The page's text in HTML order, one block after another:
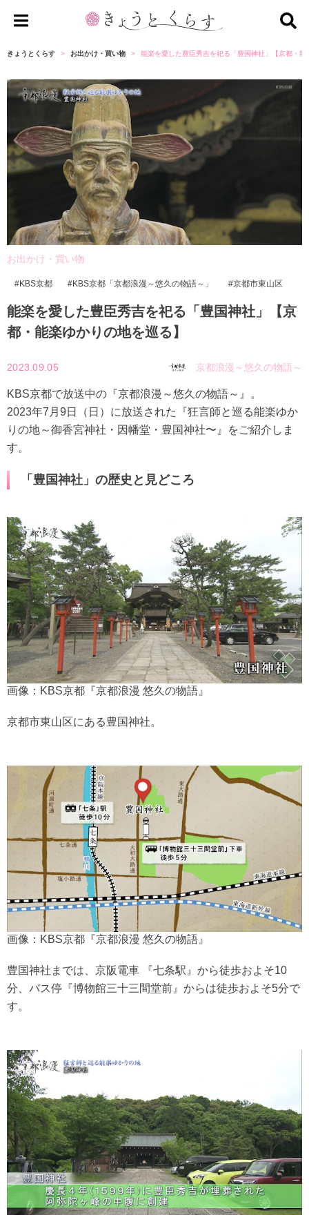
ょ
と
く
ら
す
きょうとくらす お出かけ・買い物 能楽を愛した豊臣秀吉を祀る「豊国神社」【京都・能
お出かけ・買い物
KBS京都 KBS京都「京都浪漫～悠久の物語～」 京都市東山区
能楽を愛した豊臣秀吉を祀る「豊国神社」【京
都・能楽ゆかりの地を巡る】
2023.09.05 京都浪漫～悠久の物語～
KBS京都で放送中の『京都浪漫～悠久の物語～』。
2023年7月9日（日）に放送された『狂言師と巡る能楽ゆか
りの地～御香宮神社・因幡堂・豊国神社〜』をご紹介しま
す。
「豊国神社」の歴史と見どころ
画像：KBS京都『京都浪漫 悠久の物語』
京都市東山区にある豊国神社。
画像：KBS京都『京都浪漫 悠久の物語』
豊国神社までは、京阪電車 『七条駅』から徒歩およそ10
分、バス停『博物館三十三間堂前』からは徒歩およそ5分で
す。